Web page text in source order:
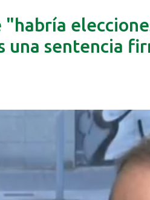
"habría
una sentencia